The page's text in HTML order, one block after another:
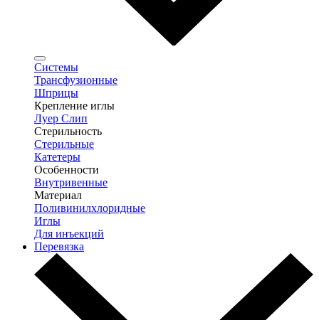
Системы
Трансфузионные
Шприцы
Крепление иглы
Луер Слип
Стерильность
Стерильные
Катетеры
Особенности
Внутривенные
Материал
Поливинилхлоридные
Иглы
Для инъекций
Перевязка